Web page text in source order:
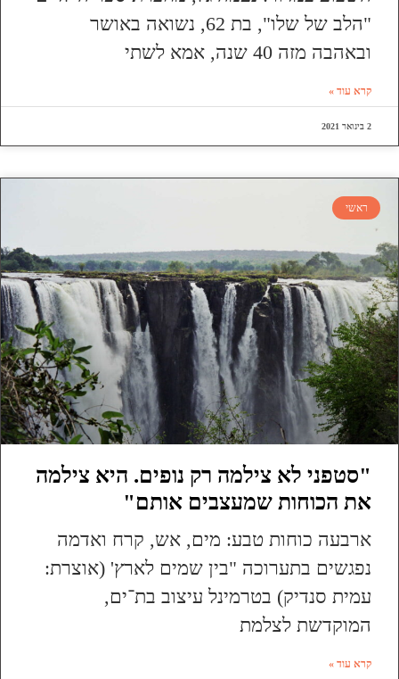
"הלב של שלו", בת 62, נשואה באושר
ובאהבה מזה 40 שנה, אמא לשתי
קרא עוד »
2 בינואר 2021
ראשי
"סטפני לא צילמה רק נופים. היא צילמה
את הכוחות שמעצבים אותם"
ארבעה כוחות טבע: מים, אש, קרח ואדמה
נפגשים בתערוכה "בין שמים לארץ' (אוצרת:
עמית סנדיק) בטרמינל עיצוב בת־ים,
המוקדשת לצלמת
קרא עוד »